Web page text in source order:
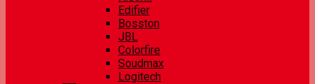
Edifier
Bosston
JBL
Colorfire
Soudmax
Logitech